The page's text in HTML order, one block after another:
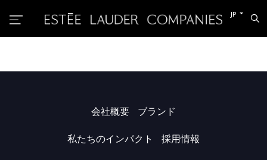
索
他
の
語
替
JP
会社概要 ブランド
私たちのインパクト 採用情報